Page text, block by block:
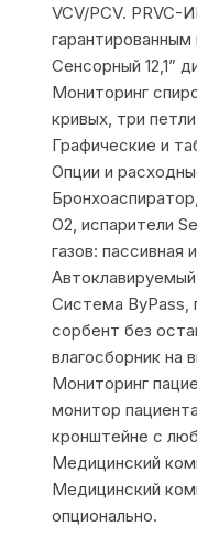
VCV/PCV. PRVC-
Сенсорный 12,1”
Мониторинг
кривых, три
Графические и
Опции и
О2, испарители
газов: пассивная
Система ByPass,
сорбент без
влагосборник на
Мониторинг
монитор
кронштейне с
Медицинский
Медицинский
опционально.